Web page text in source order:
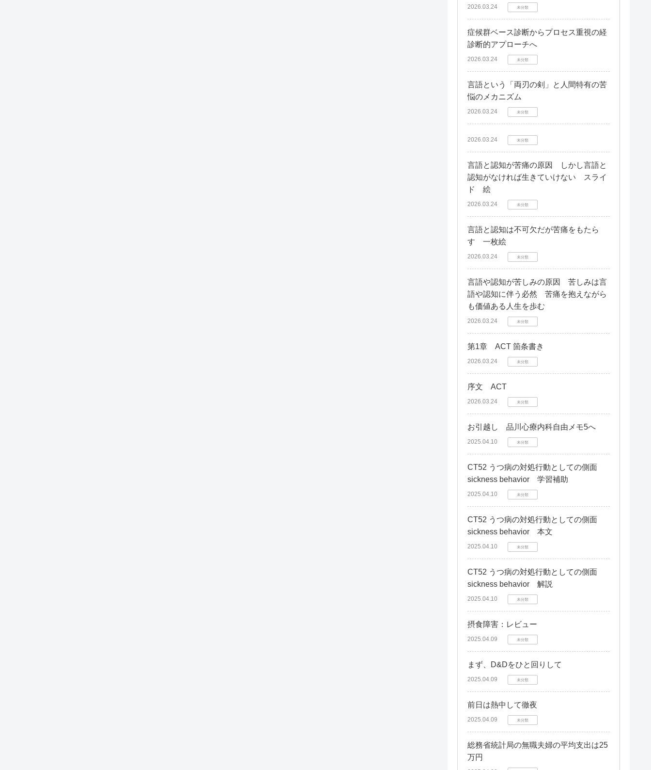
2026.03.24 未分類
症候群ベース診断からプロセス重視の経
診断的アプローチへ
2026.03.24 未分類
言語という「両刃の剣」と人間特有の苦
悩のメカニズム
2026.03.24 未分類
2026.03.24 未分類
言語と認知が苦痛の原因 しかし言語と
認知がなければ生きていけない スライ
ド 絵
2026.03.24 未分類
言語と認知は不可欠だが苦痛をもたら
す 一枚絵
2026.03.24 未分類
言語や認知が苦しみの原因 苦しみは言
語や認知に伴う必然 苦痛を抱えながら
も価値ある人生を歩む
2026.03.24 未分類
第1章 ACT 箇条書き
2026.03.24 未分類
序文 ACT
2026.03.24 未分類
お引越し 品川心療内科自由メモ5へ
2025.04.10 未分類
CT52 うつ病の対処行動としての側面
sickness behavior 学習補助
2025.04.10 未分類
CT52 うつ病の対処行動としての側面
sickness behavior 本文
2025.04.10 未分類
CT52 うつ病の対処行動としての側面
sickness behavior 解説
2025.04.10 未分類
摂食障害：レビュー
2025.04.09 未分類
まず、D&Dをひと回りして
2025.04.09 未分類
前日は熱中して徹夜
2025.04.09 未分類
総務省統計局の無職夫婦の平均支出は25
万円